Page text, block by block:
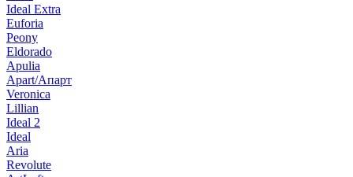
Ideal Extra
Euforia
Peony
Eldorado
Apulia
Apart/Апарт
Veronica
Lillian
Ideal 2
Ideal
Aria
Revolute